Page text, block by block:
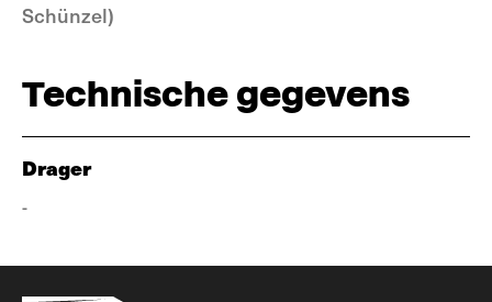
Schünzel)
Technische gegevens
Drager
-